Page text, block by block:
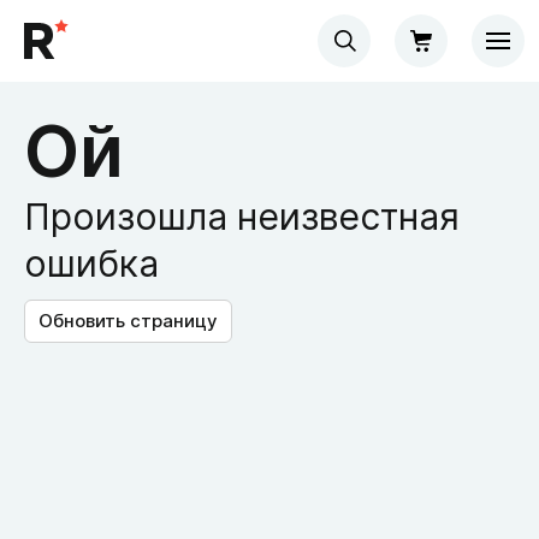
Ой
Произошла неизвестная
ошибка
Обновить страницу